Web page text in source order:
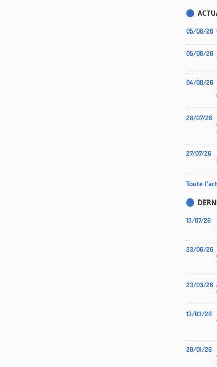
05/08/26
05/08/26
04/08/26
28/07/26
27/07/26
Toute
13/07/26
23/06/26
23/03/26
13/03/26
28/01/26